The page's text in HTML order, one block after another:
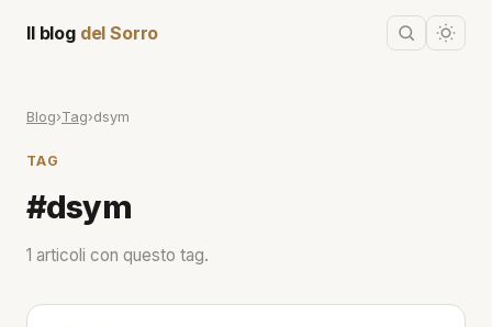
Il blog del Sorro
Blog›Tag›dsym
TAG
#dsym
1 articoli con questo tag.